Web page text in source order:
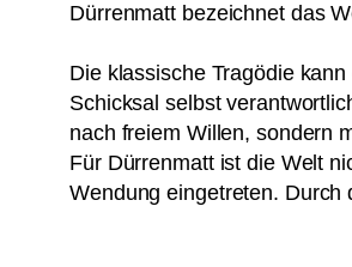
Dürrenmatt bezeichnet das
Die klassische Tragödie
Schicksal selbst
nach freiem Willen, sondern
Für Dürrenmatt ist die Welt
Wendung eingetreten. Durch